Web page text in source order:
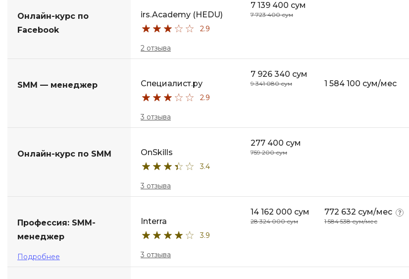
Онлайн-курс по
Facebook
irs.Academy (HEDU)
2.9
2 отзыва
7 139 400 сум
7 723 400 сум
SMM — менеджер Специалист.ру
2.9
3 отзыва
7 926 340 сум
9 341 080 сум 1 584 100 сум/мес
Онлайн-курс по SMM OnSkills
3.4
3 отзыва
277 400 сум
759 200 сум
Профессия: SMM-
менеджер
Подробнее
Interra
3.9
3 отзыва
14 162 000 сум
28 324 000 сум
772 632 сум/мес
1 584 538 сум/мес